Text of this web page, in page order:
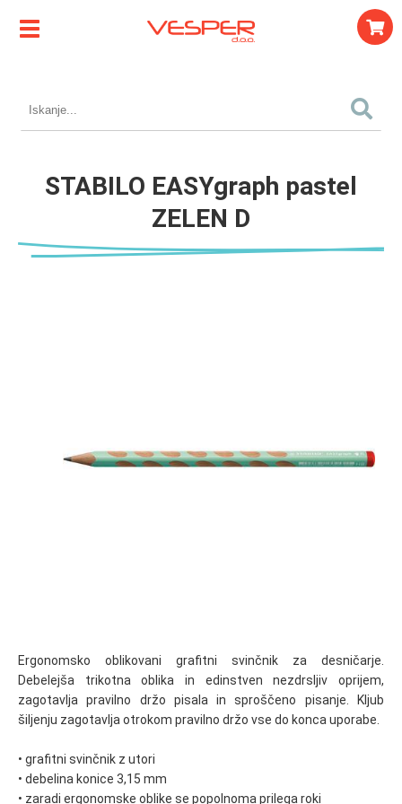
STABILO EASYgraph pastel
ZELEN D
Ergonomsko oblikovani grafitni svinčnik za desničarje.
Debelejša trikotna oblika in edinstven nezdrsljiv oprijem,
zagotavlja pravilno držo pisala in sproščeno pisanje. Kljub
šiljenju zagotavlja otrokom pravilno držo vse do konca uporabe.
• grafitni svinčnik z utori
• debelina konice 3,15 mm
• zaradi ergonomske oblike se popolnoma prilega roki